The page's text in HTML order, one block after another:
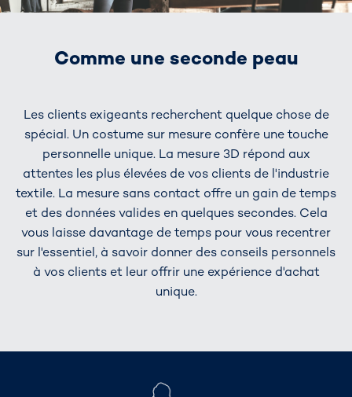
Comme une seconde peau
Les clients exigeants recherchent quelque chose de
spécial. Un costume sur mesure confère une touche
personnelle unique. La mesure 3D répond aux
attentes les plus élevées de vos clients de l'industrie
textile. La mesure sans contact offre un gain de temps
et des données valides en quelques secondes. Cela
vous laisse davantage de temps pour vous recentrer
sur l'essentiel, à savoir donner des conseils personnels
à vos clients et leur offrir une expérience d'achat
unique.